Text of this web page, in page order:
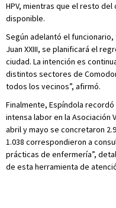
HPV, mientras que el resto
disponible.
Según adelantó el funcionario,
Juan XXIII, se planificará el
ciudad. La intención es
distintos sectores de
todos los vecinos”, afirmó.
Finalmente, Espíndola
intensa labor en la Asociación
abril y mayo se concretaron
1.038 correspondieron a
prácticas de enfermería”,
de esta herramienta de